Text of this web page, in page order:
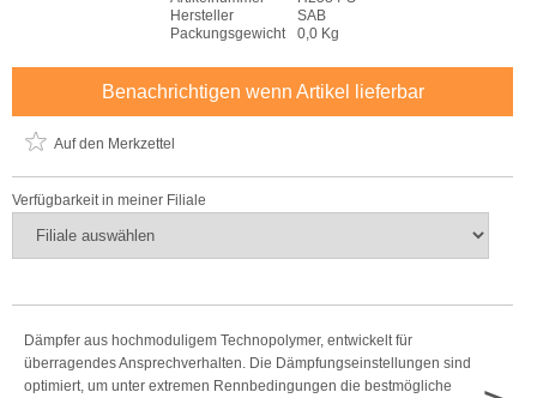
Hersteller
SAB
Packungsgewicht
0,0 Kg
Benachrichtigen wenn Artikel lieferbar
Auf den Merkzettel
Verfügbarkeit in meiner Filiale
Dämpfer aus hochmoduligem Technopolymer, entwickelt für
überragendes Ansprechverhalten. Die Dämpfungseinstellungen sind
optimiert, um unter extremen Rennbedingungen die bestmögliche